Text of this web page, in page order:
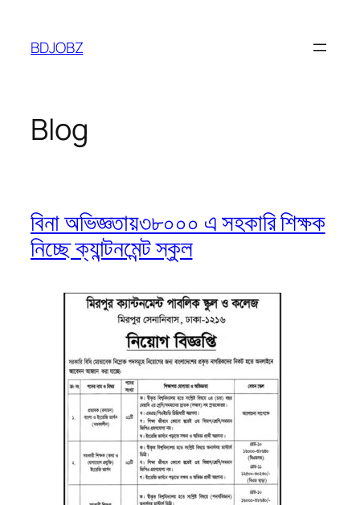
content
BDJOBZ
Blog
বিনা অভিজ্ঞতায়৩৮০০০ এ সহকারি শিক্ষক
নিচ্ছে ক্যান্টনমেন্ট স্কুল